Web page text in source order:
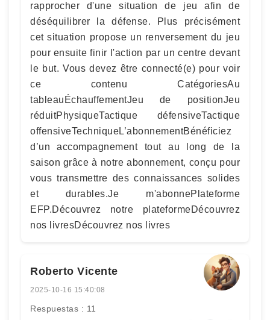
rapprocher d'une situation de jeu afin de
déséquilibrer la défense. Plus précisément
cet situation propose un renversement du jeu
pour ensuite finir l'action par un centre devant
le but. Vous devez être connecté(e) pour voir
ce contenu CatégoriesAu
tableauÉchauffementJeu de positionJeu
réduitPhysiqueTactique défensiveTactique
offensiveTechniqueL’abonnementBénéficiez
d’un accompagnement tout au long de la
saison grâce à notre abonnement, conçu pour
vous transmettre des connaissances solides
et durables.Je m'abonnePlateforme
EFP.Découvrez notre plateformeDécouvrez
nos livresDécouvrez nos livres
Roberto Vicente
2025-10-16 15:40:08
Respuestas : 11